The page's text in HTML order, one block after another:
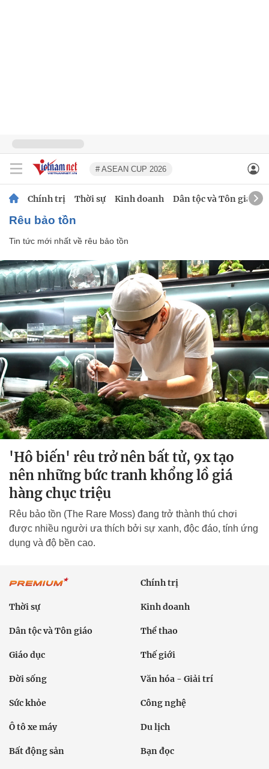
# ASEAN CUP 2026
Chính trị Thời sự Kinh doanh Dân tộc và Tôn giáo
rêu bảo tồn
Tin tức mới nhất về rêu bảo tồn
'Hô biến' rêu trở nên bất tử, 9x tạo
nên những bức tranh khổng lồ giá
hàng chục triệu
Rêu bảo tồn (The Rare Moss) đang trở thành thú chơi
được nhiều người ưa thích bởi sự xanh, độc đáo, tính ứng
dụng và độ bền cao.
Chính trị
Thời sự Kinh doanh
Dân tộc và Tôn giáo Thể thao
Giáo dục Thế giới
Đời sống Văn hóa - Giải trí
Sức khỏe Công nghệ
Ô tô xe máy Du lịch
Bất động sản Bạn đọc